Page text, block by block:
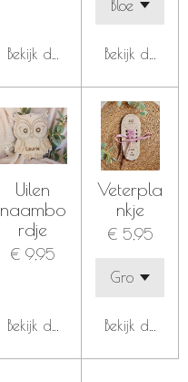
Bekijk details Bekijk details
Uilen
naambo
rdje
€ 9,95
Bekijk details
Veterpla
nkje
€ 5,95
Bekijk details